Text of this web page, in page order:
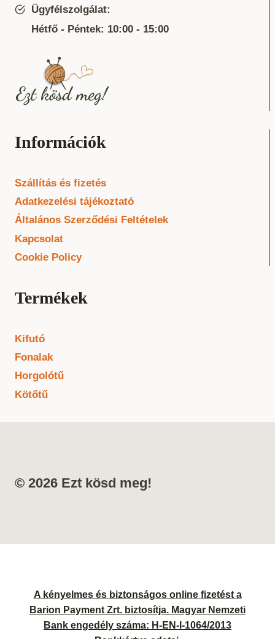
Ügyfélszolgálat:
Hétfő - Péntek: 10:00 - 15:00
Információk
Szállítás és fizetés
Adatkezelési tájékoztató
Általános Szerződési Feltételek
Kapcsolat
Cookie Policy
Termékek
Kifutó
Fonalak
Horgolótű
Kötőtű
© 2026 Ezt kösd meg!
A kényelmes és biztonságos online fizetést a
Barion Payment Zrt. biztosítja. Magyar Nemzeti
Bank engedély száma: H-EN-I-1064/2013